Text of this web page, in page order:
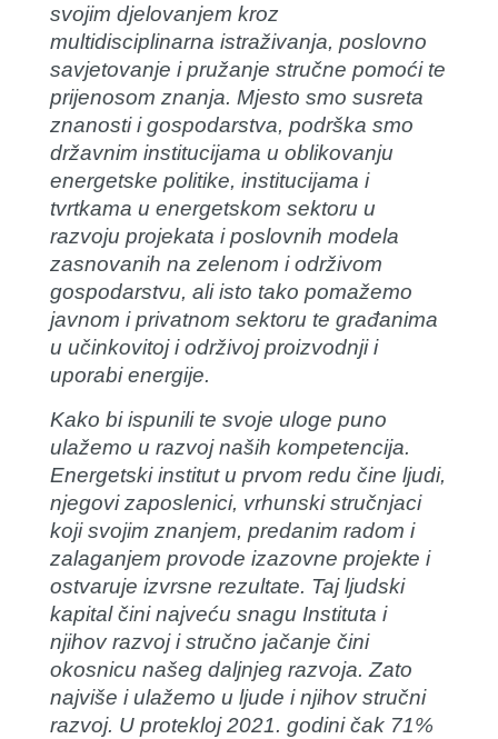
svojim djelovanjem kroz
multidisciplinarna istraživanja, poslovno
savjetovanje i pružanje stručne pomoći te
prijenosom znanja. Mjesto smo susreta
znanosti i gospodarstva, podrška smo
državnim institucijama u oblikovanju
energetske politike, institucijama i
tvrtkama u energetskom sektoru u
razvoju projekata i poslovnih modela
zasnovanih na zelenom i održivom
gospodarstvu, ali isto tako pomažemo
javnom i privatnom sektoru te građanima
u učinkovitoj i održivoj proizvodnji i
uporabi energije.
Kako bi ispunili te svoje uloge puno
ulažemo u razvoj naših kompetencija.
Energetski institut u prvom redu čine ljudi,
njegovi zaposlenici, vrhunski stručnjaci
koji svojim znanjem, predanim radom i
zalaganjem provode izazovne projekte i
ostvaruje izvrsne rezultate. Taj ljudski
kapital čini najveću snagu Instituta i
njihov razvoj i stručno jačanje čini
okosnicu našeg daljnjeg razvoja. Zato
najviše i ulažemo u ljude i njihov stručni
razvoj. U protekloj 2021. godini čak 71%